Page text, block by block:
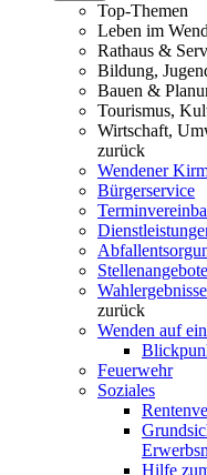
Top-Themen
Leben im
Rathaus &
Bildung,
Bauen &
Tourismus,
Wirtschaft,
zurück
Wendener
Bürgerservice
Stellenangebote
Wahlergebnisse
zurück
Wenden auf
Feuerwehr
Soziales
Hilfe